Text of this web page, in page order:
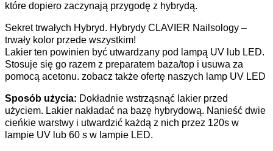
które dopiero zaczynają przygodę z hybrydą.
Sekret trwałych Hybryd. Hybrydy CLAVIER Nailsology –
trwały kolor przede wszystkim!
Lakier ten powinien być utwardzany pod lampą UV lub LED.
Stosuje się go razem z preparatem baza/top i usuwa za
pomocą acetonu. zobacz także ofertę naszych lamp UV LED
Sposób użycia: Dokładnie wstrząsnąć lakier przed
użyciem. Lakier nakładać na bazę hybrydową. Nanieść dwie
cieńkie warstwy i utwardzić każdą z nich przez 120s w
lampie UV lub 60 s w lampie LED.